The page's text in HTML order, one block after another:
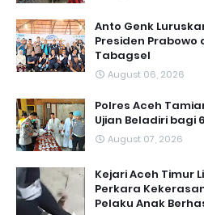
Anto Genk
Presiden Prabowo
Tabagsel
August 06, 2026
Polres Aceh
Ujian Beladiri bagi
August 07, 2026
Kejari Aceh Timur
Perkara
Pelaku Anak